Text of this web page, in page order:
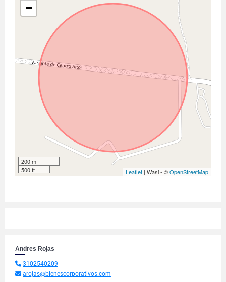
−
200 m
500 ft
Leaflet | Wasi - ©OpenStreetMap
Andres Rojas
3102540209
arojas@bienescorporativos.com